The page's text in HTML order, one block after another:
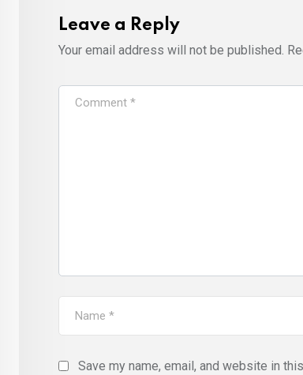
Leave a Reply
Your email address will not be published.
Save my name, email, and website in